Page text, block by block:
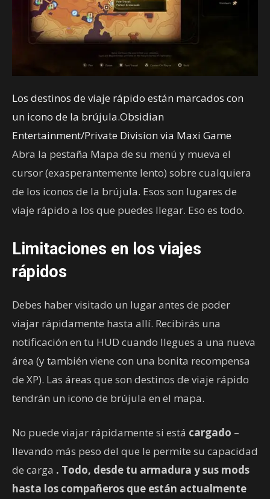
Los destinos de viaje rápido están marcados con
un icono de la brújula.Obsidian
Entertainment/Private Division via Maxi Game
Abra la pestaña Mapa de su menú y mueva el
cursor (exasperantemente lento) sobre cualquiera
de los iconos de la brújula. Esos son lugares de
viaje rápido a los que puedes llegar. Eso es todo.
Limitaciones en los viajes
rápidos
Debes haber visitado un lugar antes de poder
viajar rápidamente hasta allí. Recibirás una
notificación en tu HUD cuando llegues a una nueva
área (y también viene con una bonita recompensa
de XP). Las áreas que son destinos de viaje rápido
tendrán un icono de brújula en el mapa.
No puede viajar rápidamente si está cargado –
llevando más peso del que le permite su capacidad
de carga . Todo, desde tu armadura y sus mods
hasta los compañeros que están actualmente